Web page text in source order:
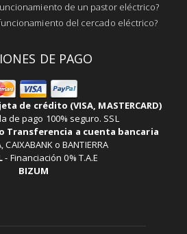
de un pastor eléctrico?
del cercado eléctrico?
DE PAGO
de crédito (VISA, MASTERCARD)
de pago 100% seguro. SSL
Transferencia a cuenta bancaria
CAIXABANK o BANTIERRA
- Financiación 0% T.A.E
BIZUM